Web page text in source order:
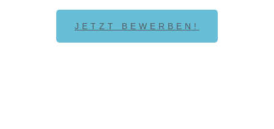
JETZT BEWERBEN!